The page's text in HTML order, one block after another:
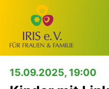
15.09.2025, 19:00